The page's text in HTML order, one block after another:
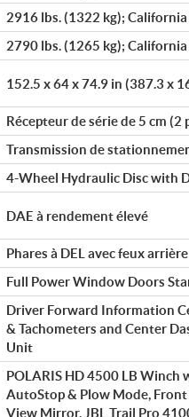
2916 lbs. (1322 kg);
2790 lbs. (1265 kg);
152.5 x 64 x 74.9 in (387.3 x
Récepteur de série de 5 cm (2
Transmission de
4-Wheel Hydraulic Disc with
DAE à rendement élevé
Phares à DEL avec feux arrière
Full Power Window Doors
Driver Forward Information
& Tachometers and Center
Unit
POLARIS HD 4500 LB Winch
AutoStop & Plow Mode, Front
View Mirror, JBL Trail Pro